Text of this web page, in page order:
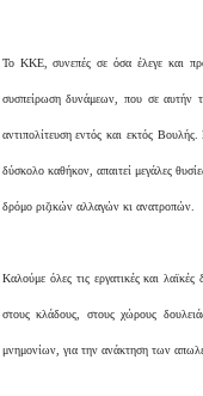
Το ΚΚΕ, συνεπές σε όσα έλεγε και
συσπείρωση δυνάμεων, που σε αυτήν
αντιπολίτευση εντός και εκτός
δύσκολο καθήκον, απαιτεί μεγάλες
δρόμο ριζικών αλλαγών κι ανατροπών.
Καλούμε όλες τις εργατικές και
στους κλάδους, στους χώρους
μνημονίων, για την ανάκτηση των